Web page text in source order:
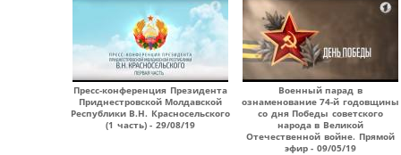
Пресс-конференция Президента
Приднестровской Молдавской
Республики В.Н. Красносельского
(1 часть) - 29/08/19
Военный парад в
ознаменование 74-й годовщины
со дня Победы советского
народа в Великой
Отечественной войне. Прямой
эфир - 09/05/19